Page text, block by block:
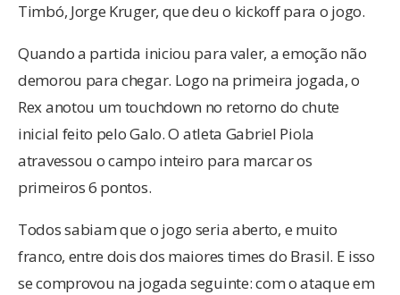
Timbó, Jorge Kruger, que deu o kickoff para o jogo.
Quando a partida iniciou para valer, a emoção não
demorou para chegar. Logo na primeira jogada, o
Rex anotou um touchdown no retorno do chute
inicial feito pelo Galo. O atleta Gabriel Piola
atravessou o campo inteiro para marcar os
primeiros 6 pontos.
Todos sabiam que o jogo seria aberto, e muito
franco, entre dois dos maiores times do Brasil. E isso
se comprovou na jogada seguinte: com o ataque em